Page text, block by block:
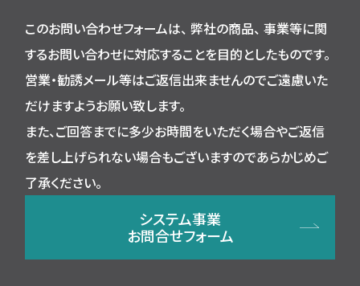
このお問い合わせフォームは、 弊社の商品、 事業等に関
するお問い合わせに対応することを⽬的としたものです。
営業・勧誘メール等はご返信出来ませんのでご遠慮いた
だけますようお願い致します。
また、ご回答までに多少お時間をいただく場合やご返信
を差し上げられない場合もございますのであらかじめご
了承ください。
システム事業
お問合せフォーム